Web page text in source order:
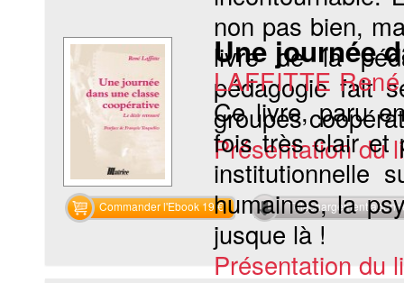
non pas bien,
livre de la
pédagogie fait
groupes
Présentation du
Commander l'Ebook 19 € Téléchargement
Une journée
LAFFITTE René
Ce livre, paru
fois très clair et
institutionnelle
humaines, la
jusque là !
Présentation du